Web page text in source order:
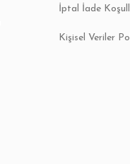
İptal İade
Kişisel Veriler